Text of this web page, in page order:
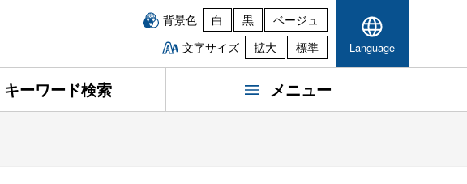
背景色 白 黒
ベージュ
文字サイズ
拡大 標準 Language
キーワード検索 メニュー